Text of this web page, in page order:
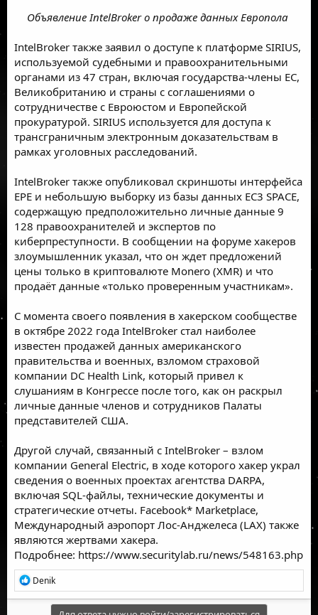
Объявление IntelBroker о продаже данных Европола
IntelBroker также заявил о доступе к платформе SIRIUS,
используемой судебными и правоохранительными
органами из 47 стран, включая государства-члены ЕС,
Великобританию и страны с соглашениями о
сотрудничестве с Евроюстом и Европейской
прокуратурой. SIRIUS используется для доступа к
трансграничным электронным доказательствам в
рамках уголовных расследований.
IntelBroker также опубликовал скриншоты интерфейса
EPE и небольшую выборку из базы данных EC3 SPACE,
содержащую предположительно личные данные 9
128 правоохранителей и экспертов по
киберпреступности. В сообщении на форуме хакеров
злоумышленник указал, что он ждет предложений
цены только в криптовалюте Monero (XMR) и что
продаёт данные «только проверенным участникам».
С момента своего появления в хакерском сообществе
в октябре 2022 года IntelBroker стал наиболее
известен продажей данных американского
правительства и военных, взломом страховой
компании DC Health Link, который привел к
слушаниям в Конгрессе после того, как он раскрыл
личные данные членов и сотрудников Палаты
представителей США.
Другой случай, связанный с IntelBroker – взлом
компании General Electric, в ходе которого хакер украл
сведения о военных проектах агентства DARPA,
включая SQL-файлы, технические документы и
стратегические отчеты. Facebook* Marketplace,
Международный аэропорт Лос-Анджелеса (LAX) также
являются жертвами хакера.
Подробнее: https://www.securitylab.ru/news/548163.php
Р
е
а
Denik